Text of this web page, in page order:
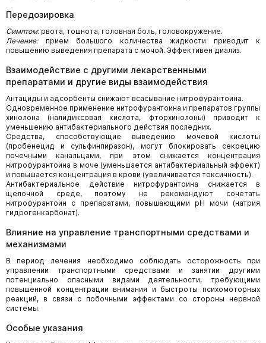
Передозировка
Симптом: рвота, тошнота, головная боль, головокружение.
Лечение:прием большого количества жидкости приводит к
повышению выведения препарата с мочой. Эффективен диализ.
Взаимодействие с другими лекарственными
препаратами и другие виды взаимодействия
Антациды и адсорбенты снижают всасывание нитрофурантоина.
Одновременное применение нитрофурантоина и препаратов группы
хинолона (налидиксовая кислота, фторхинолоны) приводит к
уменьшению антибактериального действия последних.
Средства, способствующие выведению мочевой кислоты
(пробенецид и сульфинпиразон), могут блокировать секрецию
почечными канальцами, при этом снижается концентрация
нитрофурантоина в моче (уменьшается антибактериальный эффект)
и повышается концентрация в крови (увеличивается токсичность).
Антибактериальное действие нитрофурантоина снижается в
щелочной среде, поэтому не рекомендуют сочетать
нитрофурантоин с препаратами, повышающими pH мочи (натрия
гидрогенкарбонат).
Влияние на управление транспортными средствами и
механизмами
В период лечения необходимо соблюдать осторожность при
управлении транспортными средствами и занятии другими
потенциально опасными видами деятельности, требующими
повышенной концентрации внимания и быстроты психомоторных
реакций, в связи с побочными эффектами со стороны нервной
системы.
Особые указания